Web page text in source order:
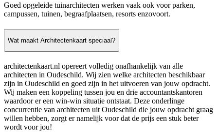
Goed opgeleide tuinarchitecten werken vaak ook voor parken,
campussen, tuinen, begraafplaatsen, resorts enzovoort.
Wat maakt Architectenkaart speciaal?
architectenkaart.nl opereert volledig onafhankelijk van alle
architecten in Oudeschild. Wij zien welke architecten beschikbaar
zijn in Oudeschild en goed zijn in het uitvoeren van jouw opdracht.
Wij maken een koppeling tussen jou en drie accountantskantoren
waardoor er een win-win situatie ontstaat. Deze onderlinge
concurrentie van architecten uit Oudeschild die jouw opdracht graag
willen hebben, zorgt er namelijk voor dat de prijs een stuk beter
wordt voor jou!